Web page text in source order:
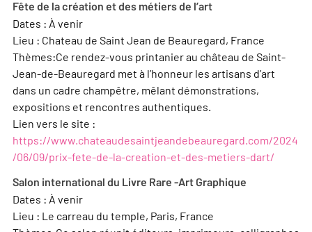
Fête de la création et des métiers de l’art
Dates : À venir
Lieu : Chateau de Saint Jean de Beauregard, France
Thèmes:Ce rendez-vous printanier au château de Saint-
Jean-de-Beauregard met à l’honneur les artisans d’art
dans un cadre champêtre, mêlant démonstrations,
expositions et rencontres authentiques.
Lien vers le site :
https://www.chateaudesaintjeandebeauregard.com/2024
/06/09/prix-fete-de-la-creation-et-des-metiers-dart/
Salon international du Livre Rare -Art Graphique
Dates : À venir
Lieu : Le carreau du temple, Paris, France